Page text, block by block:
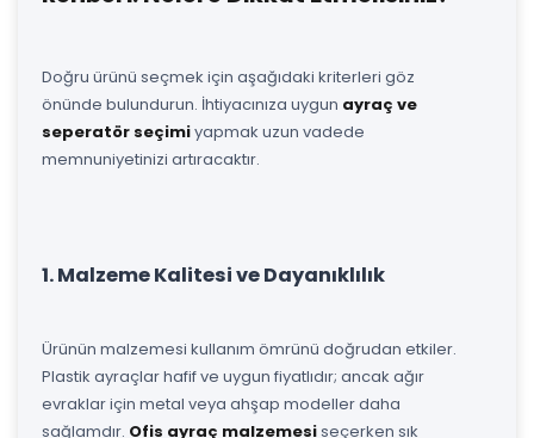
Doğru ürünü seçmek için aşağıdaki kriterleri göz
önünde bulundurun. İhtiyacınıza uygun ayraç ve
seperatör seçimiyapmak uzun vadede
memnuniyetinizi artıracaktır.
1. Malzeme Kalitesi ve Dayanıklılık
Ürünün malzemesi kullanım ömrünü doğrudan etkiler.
Plastik ayraçlar hafif ve uygun fiyatlıdır; ancak ağır
evraklar için metal veya ahşap modeller daha
sağlamdır. Ofis ayraç malzemesiseçerken sık